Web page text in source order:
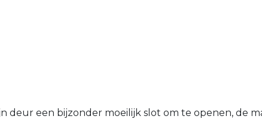
deur een bijzonder moeilijk slot om te openen, de